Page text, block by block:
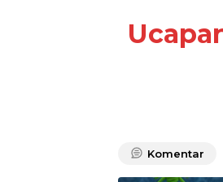
Komentar